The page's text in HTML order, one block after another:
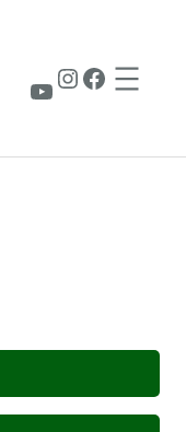
Instagram
YouTube